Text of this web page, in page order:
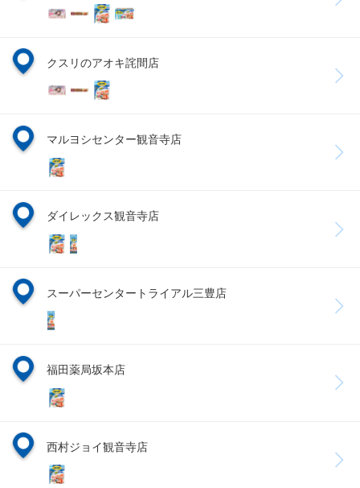
クスリのアオキ詫間店
マルヨシセンター観音寺店
ダイレックス観音寺店
スーパーセンタートライアル三豊店
福田薬局坂本店
西村ジョイ観音寺店